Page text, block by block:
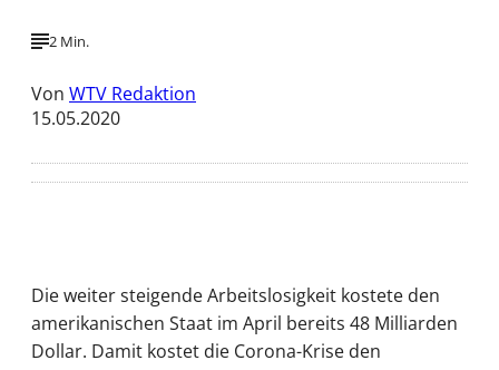
2 Min.
Von WTV Redaktion
15.05.2020
Die weiter steigende Arbeitslosigkeit kostete den
amerikanischen Staat im April bereits 48 Milliarden
Dollar. Damit kostet die Corona-Krise den